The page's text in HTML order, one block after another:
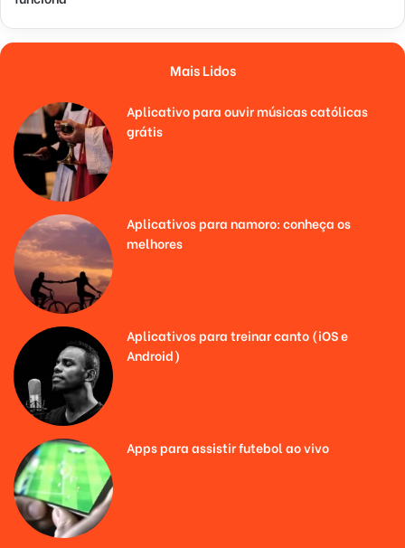
Mais Lidos
Aplicativo para ouvir músicas católicas
grátis
Aplicativos para namoro: conheça os
melhores
Aplicativos para treinar canto (iOS e
Android)
Apps para assistir futebol ao vivo